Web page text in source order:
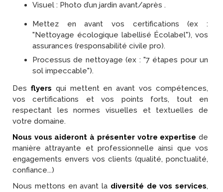
Visuel : Photo d’un jardin avant/après .
Mettez en avant vos certifications (ex :
"Nettoyage écologique labellisé Écolabel"), vos
assurances (responsabilité civile pro).
Processus de nettoyage (ex : "7 étapes pour un
sol impeccable").
Des flyers qui mettent en avant vos compétences,
vos certifications et vos points forts, tout en
respectant les normes visuelles et textuelles de
votre domaine.
Nous vous aideront à présenter votre expertise de
manière attrayante et professionnelle ainsi que vos
engagements envers vos clients (qualité, ponctualité,
confiance...)
Nous mettons en avant la diversité de vos services,